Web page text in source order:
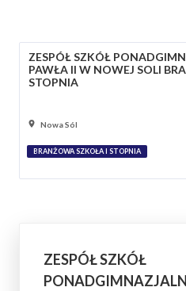
ZESPÓŁ SZKÓŁ
PAWŁA II W NOWEJ SOLI
STOPNIA
Nowa Sól
BRANŻOWA SZKOŁA I STOPNIA
ZESPÓŁ SZKÓŁ